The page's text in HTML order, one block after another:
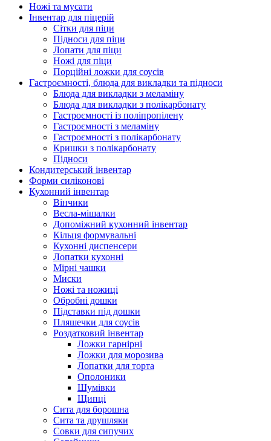
Ножі та мусати
Інвентар для піцерій
Сітки для піци
Підноси для піци
Лопати для піци
Ножі для піци
Порційні ложки для соусів
Гастроємності, блюда для викладки та підноси
Блюда для викладки з меламіну
Блюда для викладки з полікарбонату
Гастроємності із поліпропілену
Гастроємності з меламіну
Гастроємності з полікарбонату
Кришки з полікарбонату
Підноси
Кондитерський інвентар
Форми силіконові
Кухонний інвентар
Вінчики
Весла-мішалки
Допоміжний кухонний інвентар
Кільця формувальні
Кухонні диспенсери
Лопатки кухонні
Мірні чашки
Миски
Ножі та ножиці
Обробні дошки
Підставки під дошки
Пляшечки для соусів
Роздатковий інвентар
Ложки гарнірні
Ложки для морозива
Лопатки для торта
Ополоники
Шумівки
Щипці
Сита для борошна
Сита та друшляки
Совки для сипучих